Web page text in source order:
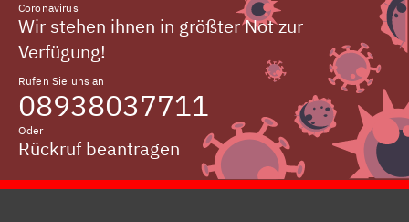
Coronavirus
Wir stehen ihnen in größter Not zur
Verfügung!
Rufen Sie uns an
08938037711
Oder
Rückruf beantragen